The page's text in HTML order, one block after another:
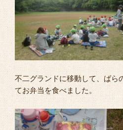
不二グランドに移動して、ばら
てお弁当を食べました。